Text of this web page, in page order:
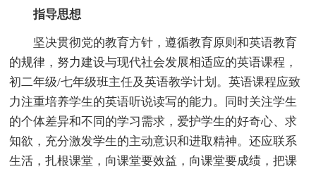
指导思想
坚决贯彻党的教育方针，遵循教育原则和英语教育
的规律，努力建设与现代社会发展相适应的英语课程，
初二年级/七年级班主任及英语教学计划。英语课程应致
力注重培养学生的英语听说读写的能力。同时关注学生
的个体差异和不同的学习需求，爱护学生的好奇心、求
知欲，充分激发学生的主动意识和进取精神。还应联系
生活，扎根课堂，向课堂要效益，向课堂要成绩，把课